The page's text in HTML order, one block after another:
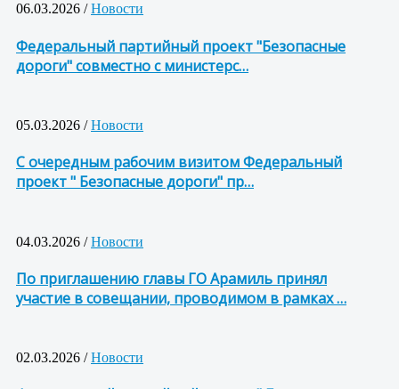
06.03.2026 /Новости
Федеральный партийный проект "Безопасные
дороги" совместно с министерс…
05.03.2026 /Новости
С очередным рабочим визитом Федеральный
проект " Безопасные дороги" пр…
04.03.2026 /Новости
По приглашению главы ГО Арамиль принял
участие в совещании, проводимом в рамках …
02.03.2026 /Новости